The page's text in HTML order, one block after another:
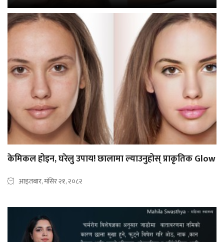
केमिकल होइन, घरेलु उपाय! छालामा ल्याउनुहोस् प्राकृतिक Glow
आइतबार, मंसिर २१, २०८२